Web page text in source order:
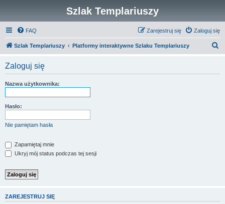
Szlak Templariuszy
FAQ Zaloguj się
Zarejestruj się
Szlak Templariuszy Platformy interaktywne Szlaku Templariuszy
Zaloguj się
Nazwa użytkownika:
Hasło:
Nie pamiętam hasła
Zapamiętaj mnie
Ukryj mój status podczas tej sesji
ZAREJESTRUJ SIĘ